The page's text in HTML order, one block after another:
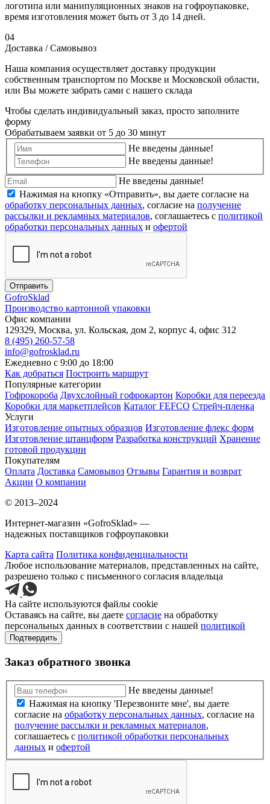
логотипа или манипуляционных знаков на гофроупаковке,
время изготовления может быть от 3 до 14 дней.
04
Доставка / Самовывоз
Наша компания осуществляет доставку продукции
собственным транспортом по Москве и Московской области,
или Вы можете забрать сами с нашего склада
Чтобы сделать индивидуальный заказ, просто заполните
форму
Обрабатываем заявки от 5 до 30 минут
Не введены данные!
Не введены данные!
Не введены данные!
Нажимая на кнопку «Отправить», вы даете согласие на
обработку персональных данных, согласие на получение
рассылки и рекламных материалов, соглашаетесь c политикой
обработки персональных данных и офертой
Отправить
GofroSklad
Производство картонной упаковки
Офис компании
129329, Москва, ул. Кольская, дом 2, корпус 4, офис 312
8 (495) 260-57-58
info@gofrosklad.ru
Ежедневно с 9:00 до 18:00
Как добраться Построить маршрут
Популярные категории
Гофрокороба Двухслойный гофрокартон Коробки для переезда
Коробки для маркетплейсов Каталог FEFCO Стрейч-пленка
Услуги
Изготовление опытных образцов Изготовление флекс форм
Изготовление штанцформ Разработка конструкций Хранение
готовой продукции
Покупателям
Оплата Доставка Самовывоз Отзывы Гарантия и возврат
Акции О компании
© 2013–2024
Интернет-магазин «GofroSklad» —
надежных поставщиков гофроупаковки
Карта сайта Политика конфиденциальности
Любое использование материалов, представленных на сайте,
разрешено только с письменного согласия владельца
На сайте используются файлы cookie
Оставаясь на сайте, вы даете согласие на обработку
персональных данных в соответствии с нашей политикой
Подтвердить
Заказ обратного звонка
Не введены данные!
Нажимая на кнопку 'Перезвоните мне', вы даете
согласие на обработку персональных данных, согласие на
получение рассылки и рекламных материалов,
соглашаетесь c политикой обработки персональных
данных и офертой